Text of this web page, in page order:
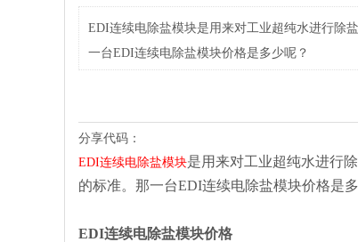
EDI连续电除盐模块是用来对工业超纯水进行除
一台EDI连续电除盐模块价格是多少呢？
分享代码：
EDI连续电除盐模块是用来对工业超纯水进行
的标准。那一台EDI连续电除盐模块价格是
EDI连续电除盐模块价格